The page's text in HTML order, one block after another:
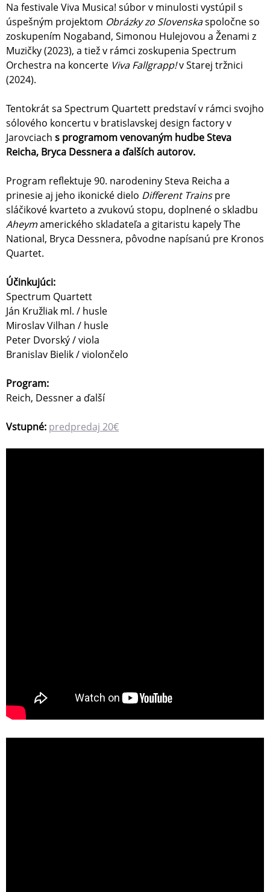
Na festivale Viva Musica! súbor v minulosti vystúpil s
úspešným projektom Obrázky zo Slovenskaspoločne so
zoskupením Nogaband, Simonou Hulejovou a Ženami z
Muzičky (2023), a tiež v rámci zoskupenia Spectrum
Orchestra na koncerte Viva Fallgrapp!v Starej tržnici
(2024).
Tentokrát sa Spectrum Quartett predstaví v rámci svojho
sólového koncertu v bratislavskej design factory v
Jarovciach s programom venovaným hudbe Steva
Reicha, Bryca Dessnera a ďalších autorov.
Program reflektuje 90. narodeniny Steva Reicha a
prinesie aj jeho ikonické dielo Different Trainspre
sláčikové kvarteto a zvukovú stopu, doplnené o skladbu
Aheymamerického skladateľa a gitaristu kapely The
National, Bryca Dessnera, pôvodne napísanú pre Kronos
Quartet.
Účinkujúci:
Spectrum Quartett
Ján Kružliak ml. / husle
Miroslav Vilhan / husle
Peter Dvorský / viola
Branislav Bielik / violončelo
Program:
Reich, Dessner a ďalší
Vstupné: predpredaj 20€